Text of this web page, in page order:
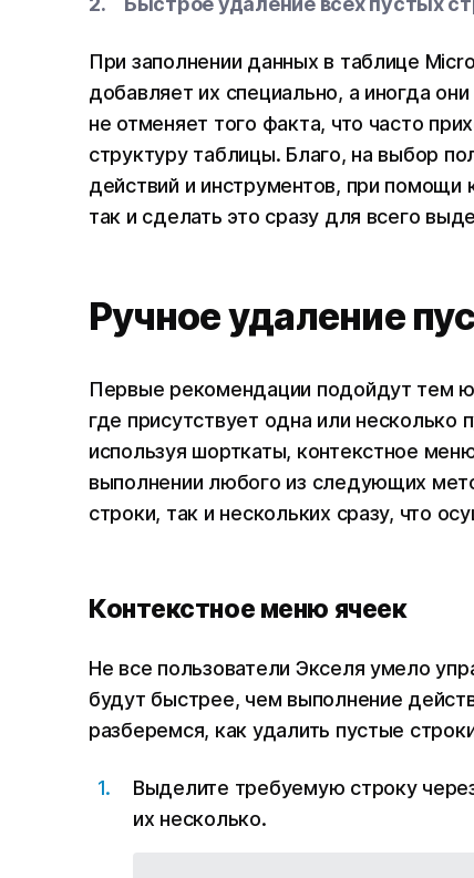
При заполнении данных в таблице
добавляет их специально, а иногда
не отменяет того факта, что часто
структуру таблицы. Благо, на выбор
действий и инструментов, при
так и сделать это сразу для всего
Ручное удаление
Первые рекомендации подойдут тем
где присутствует одна или
используя шорткаты, контекстное
выполнении любого из следующих
строки, так и нескольких сразу, что
Контекстное меню ячеек
Не все пользователи Экселя умело
будут быстрее, чем выполнение
разберемся, как удалить пустые
Выделите требуемую строку
их несколько.